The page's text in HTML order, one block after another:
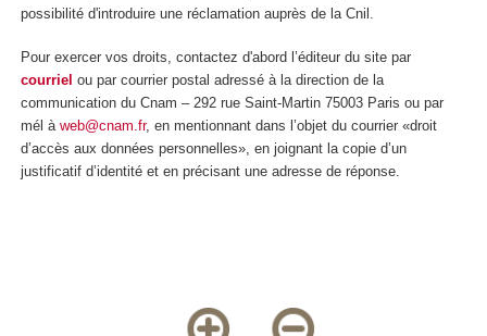
possibilité d'introduire une réclamation auprès de la Cnil.
Pour exercer vos droits, contactez d'abord l’éditeur du site par
courriel ou par courrier postal adressé à la direction de la
communication du Cnam – 292 rue Saint-Martin 75003 Paris ou par
mél àweb@cnam.fr, en mentionnant dans l’objet du courrier «droit
d’accès aux données personnelles», en joignant la copie d’un
justificatif d’identité et en précisant une adresse de réponse.